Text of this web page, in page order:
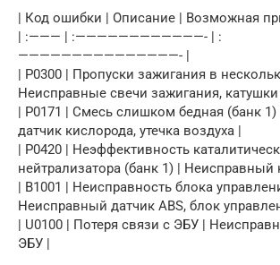
| Код ошибки | Описание | Возможная
| :——— | :————————————- | :
———————————————- |
| P0300 | Пропуски зажигания в
Неисправные свечи зажигания,
| P0171 | Смесь слишком бедная (банк
датчик кислорода, утечка воздуха |
| P0420 | Неэффективность
нейтрализатора (банк 1) | Неисправный
| B1001 | Неисправность блока
Неисправный датчик ABS, блок
| U0100 | Потеря связи с ЭБУ |
ЭБУ |